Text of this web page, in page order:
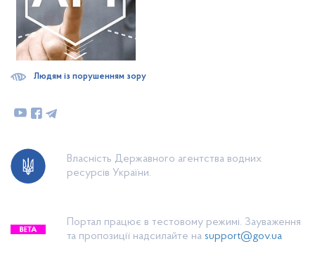
Власність Державного агентства водних
ресурсів України.
Портал працює в тестовому режимі. Зауваження
та пропозиції надсилайте на support@gov.ua
Людям із порушенням зору